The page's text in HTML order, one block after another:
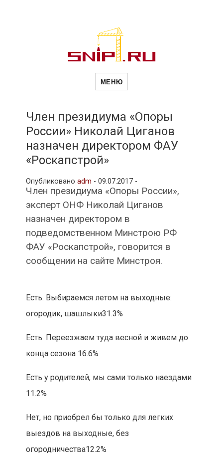
Новости
и
другие связанные со стройкой
рубрики
МЕНЮ
Член президиума «Опоры
России» Николай Циганов
назначен директором ФАУ
«Роскапстрой»
Опубликовано adm - 09.07.2017 -
Член президиума «Опоры России»,
эксперт ОНФ Николай Циганов
назначен директором в
подведомственном Минстрою РФ
ФАУ «Роскапстрой», говорится в
сообщении на сайте Минстроя.
Есть. Выбираемся летом на выходные:
огородик, шашлыки31.3%
Есть. Переезжаем туда весной и живем до
конца сезона 16.6%
Есть у родителей, мы сами только наездами
11.2%
Нет, но приобрел бы только для легких
выездов на выходные, без
огородничества12.2%